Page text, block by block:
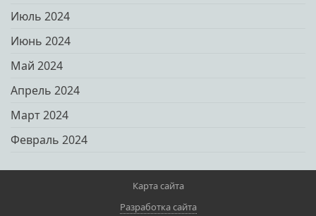
Июль 2024
Июнь 2024
Май 2024
Апрель 2024
Март 2024
Февраль 2024
Карта сайта
Разработка сайта